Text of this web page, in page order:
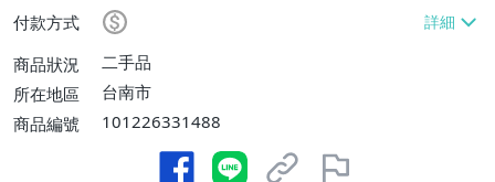
付款方式
商品狀況
二手品
所在地區
台南市
商品編號
101226331488